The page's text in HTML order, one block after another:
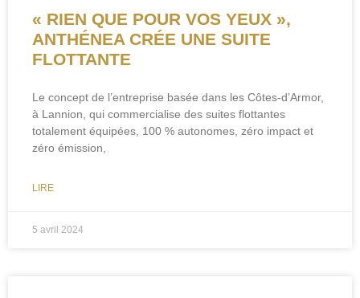
« RIEN QUE POUR VOS YEUX »,
ANTHÉNEA CRÉE UNE SUITE
FLOTTANTE
Le concept de l’entreprise basée dans les Côtes-d’Armor,
à Lannion, qui commercialise des suites flottantes
totalement équipées, 100 % autonomes, zéro impact et
zéro émission,
LIRE
5 avril 2024